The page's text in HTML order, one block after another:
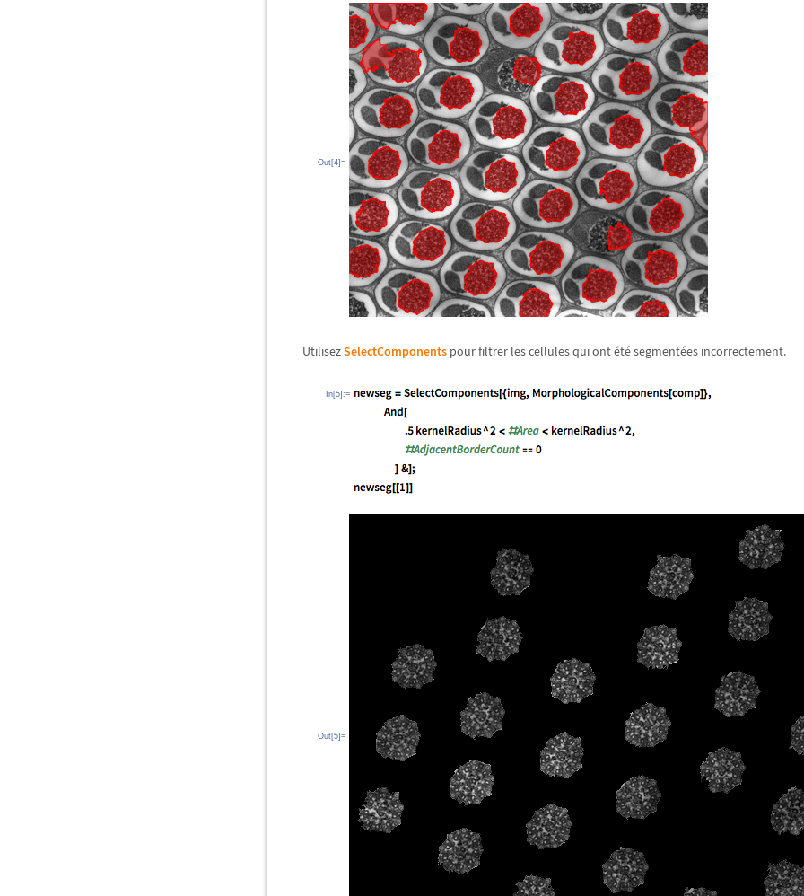
Out[4]=
UtilisezSelectComponents pour filtrer les cellules qui ont été segmentées incorrectement.
In[5]:=
Out[5]=